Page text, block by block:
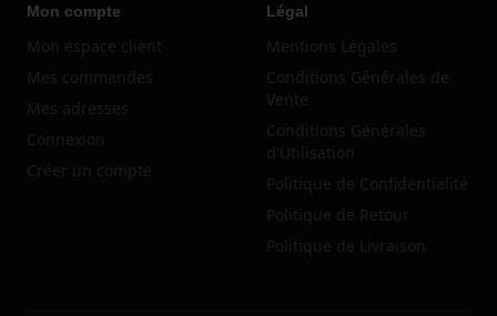
Mon compte
Mon espace client
Mes commandes
Mes adresses
Connexion
Créer un compte
Légal
Mentions Légales
Conditions Générales de
Vente
Conditions Générales
d'Utilisation
Politique de Confidentialité
Politique de Retour
Politique de Livraison